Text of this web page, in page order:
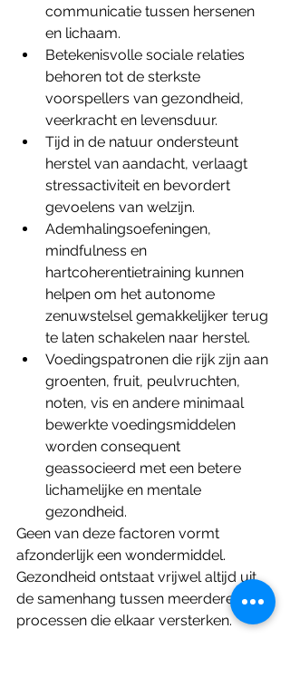
communicatie tussen hersenen
en lichaam.
Betekenisvolle sociale relaties
behoren tot de sterkste
voorspellers van gezondheid,
veerkracht en levensduur.
Tijd in de natuur ondersteunt
herstel van aandacht, verlaagt
stressactiviteit en bevordert
gevoelens van welzijn.
Ademhalingsoefeningen,
mindfulness en
hartcoherentietraining kunnen
helpen om het autonome
zenuwstelsel gemakkelijker terug
te laten schakelen naar herstel.
Voedingspatronen die rijk zijn aan
groenten, fruit, peulvruchten,
noten, vis en andere minimaal
bewerkte voedingsmiddelen
worden consequent
geassocieerd met een betere
lichamelijke en mentale
gezondheid.
Geen van deze factoren vormt
afzonderlijk een wondermiddel.
Gezondheid ontstaat vrijwel altijd uit
de samenhang tussen meerdere
processen die elkaar versterken.